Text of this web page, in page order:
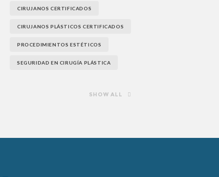
CIRUJANOS CERTIFICADOS
CIRUJANOS PLÁSTICOS CERTIFICADOS
PROCEDIMIENTOS ESTÉTICOS
SEGURIDAD EN CIRUGÍA PLÁSTICA
SHOW ALL